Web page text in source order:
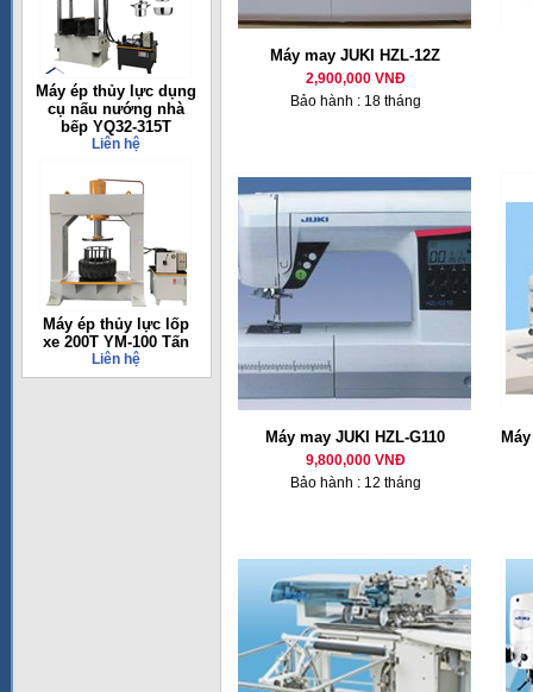
Máy ép thủy lực dụng
cụ nấu nướng nhà
bếp YQ32-315T
Liên hệ
Máy ép thủy lực lốp
xe 200T YM-100 Tấn
Liên hệ
Máy may JUKI HZL-12Z
2,900,000 VNĐ
Bảo hành : 18 tháng
Máy may JUKI HZL-G110
9,800,000 VNĐ
Bảo hành : 12 tháng